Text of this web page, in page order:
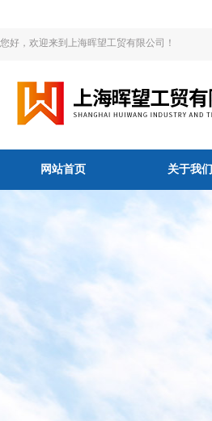
您好，欢迎来到上海晖望工贸有限公司！
网站首页 关于我们